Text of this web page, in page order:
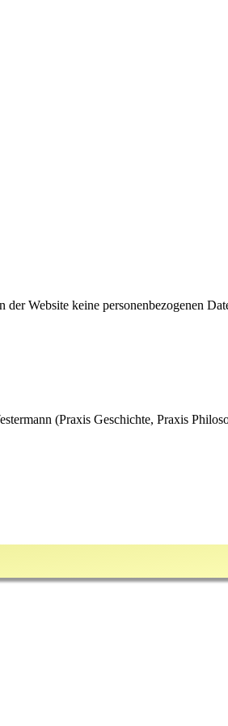
Website keine personenbezogenen
(Praxis Geschichte, Praxis